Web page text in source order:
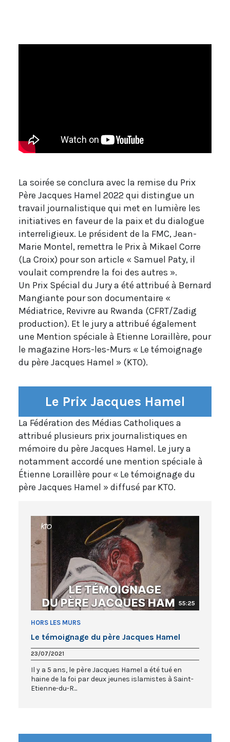
La soirée se conclura avec la remise du Prix
Père Jacques Hamel 2022 qui distingue un
travail journalistique qui met en lumière les
initiatives en faveur de la paix et du dialogue
interreligieux. Le président de la FMC, Jean-
Marie Montel, remettra le Prix à Mikael Corre
(La Croix) pour son article « Samuel Paty, il
voulait comprendre la foi des autres ».
Un Prix Spécial du Jury a été attribué à Bernard
Mangiante pour son documentaire «
Médiatrice, Revivre au Rwanda (CFRT/Zadig
production). Et le jury a attribué également
une Mention spéciale à Etienne Loraillère, pour
le magazine Hors-les-Murs « Le témoignage
du père Jacques Hamel » (KTO).
Le Prix Jacques Hamel
La Fédération des Médias Catholiques a
attribué plusieurs prix journalistiques en
mémoire du père Jacques Hamel. Le jury a
notamment accordé une mention spéciale à
Étienne Loraillère pour « Le témoignage du
père Jacques Hamel » diffusé par KTO.
55:25
HORS LES MURS
Le témoignage du père Jacques Hamel
23/07/2021
Il y a 5 ans, le père Jacques Hamel a été tué en
haine de la foi par deux jeunes islamistes à Saint-
Etienne-du-R...